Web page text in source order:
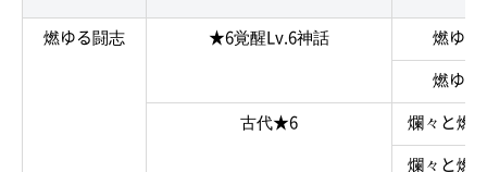
燃ゆる闘志 ★6覚醒Lv.6神話
燃ゆる
燃ゆる
古代★6
爛々と燃
爛々と燃